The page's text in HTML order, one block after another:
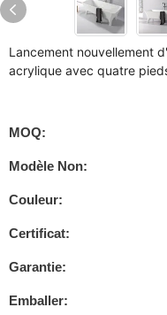
Lancement nouvellement
acrylique avec quatre
MOQ:
Modèle Non:
Couleur:
Certificat:
Garantie:
Emballer: